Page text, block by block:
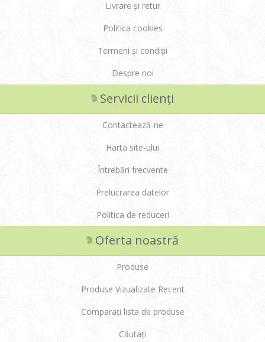
Livrare și retur
Politica cookies
Termeni și condiții
Despre noi
Servicii clienți
Contactează-ne
Harta site-ului
Întrebări frecvente
Prelucrarea datelor
Politica de reduceri
Oferta noastră
Produse
Produse Vizualizate Recent
Comparați lista de produse
Căutați